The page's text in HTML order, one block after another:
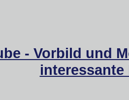
- Vorbild und